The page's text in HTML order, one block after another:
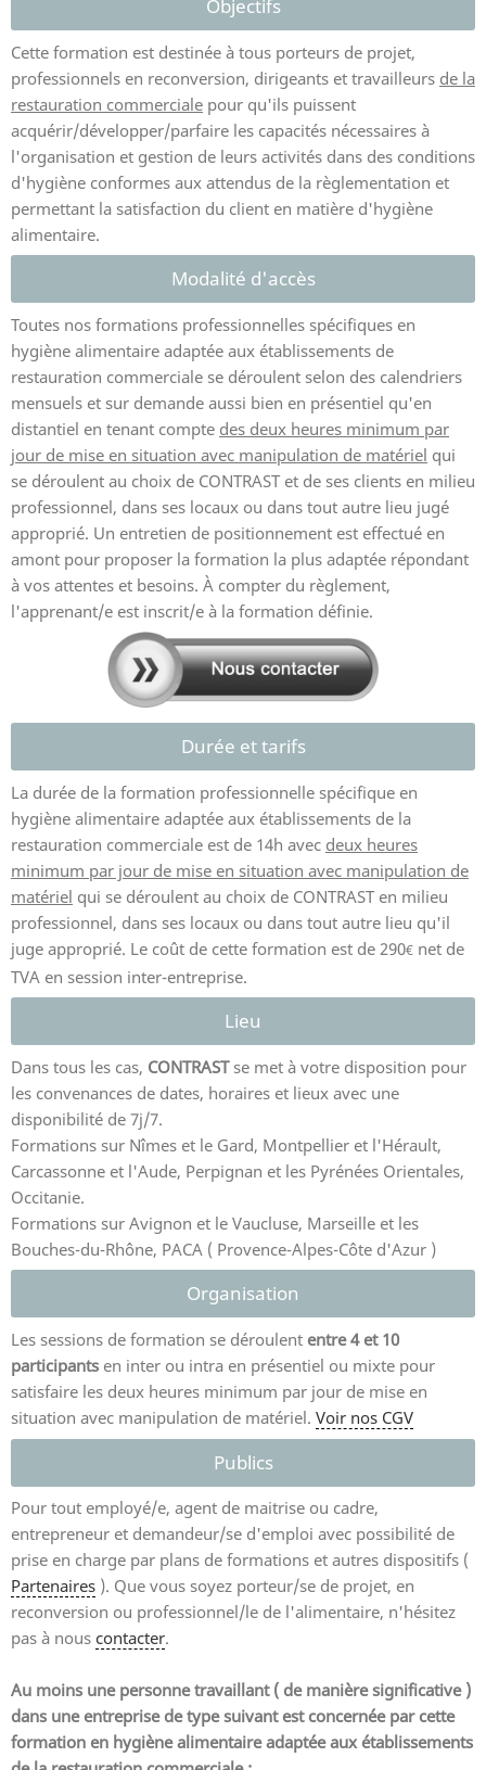
Objectifs
Cette formation est destinée à tous porteurs de projet,
professionnels en reconversion, dirigeants et travailleurs de la
restauration commerciale pour qu'ils puissent
acquérir/développer/parfaire les capacités nécessaires à
l'organisation et gestion de leurs activités dans des conditions
d'hygiène conformes aux attendus de la règlementation et
permettant la satisfaction du client en matière d'hygiène
alimentaire.
Modalité d'accès
Toutes nos formations professionnelles spécifiques en
hygiène alimentaire adaptée aux établissements de
restauration commerciale se déroulent selon des calendriers
mensuels et sur demande aussi bien en présentiel qu'en
distantiel en tenant compte des deux heures minimum par
jour de mise en situation avec manipulation de matériel qui
se déroulent au choix de CONTRAST et de ses clients en milieu
professionnel, dans ses locaux ou dans tout autre lieu jugé
approprié. Un entretien de positionnement est effectué en
amont pour proposer la formation la plus adaptée répondant
à vos attentes et besoins. À compter du règlement,
l'apprenant/e est inscrit/e à la formation définie.
Durée et tarifs
La durée de la formation professionnelle spécifique en
hygiène alimentaire adaptée aux établissements de la
restauration commerciale est de 14h avec deux heures
minimum par jour de mise en situation avec manipulation de
matériel qui se déroulent au choix de CONTRAST en milieu
professionnel, dans ses locaux ou dans tout autre lieu qu'il
juge approprié. Le coût de cette formation est de 290 net de
TVA en session inter-entreprise.
Lieu
Dans tous les cas, CONTRASTse met à votre disposition pour
les convenances de dates, horaires et lieux avec une
disponibilité de 7j/7.
Formations sur Nîmes et le Gard, Montpellier et l'Hérault,
Carcassonne et l'Aude, Perpignan et les Pyrénées Orientales,
Occitanie.
Formations sur Avignon et le Vaucluse, Marseille et les
Bouches-du-Rhône, PACA ( Provence-Alpes-Côte d'Azur )
Organisation
Les sessions de formation se déroulent entre 4 et 10
participants en inter ou intra en présentiel ou mixte pour
satisfaire les deux heures minimum par jour de mise en
situation avec manipulation de matériel. Voir nos CGV
Publics
Pour tout employé/e, agent de maitrise ou cadre,
entrepreneur et demandeur/se d'emploi avec possibilité de
prise en charge par plans de formations et autres dispositifs (
Partenaires ). Que vous soyez porteur/se de projet, en
reconversion ou professionnel/le de l'alimentaire, n'hésitez
pas à nous contacter.
Au moins une personne travaillant ( de manière significative )
dans une entreprise de type suivant est concernée par cette
formation en hygiène alimentaire adaptée aux établissements